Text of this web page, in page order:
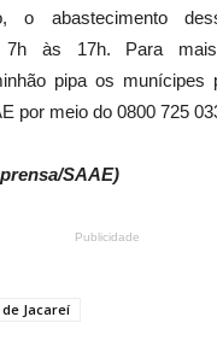
o abastecimento
7h às 17h. Para
pipa os munícipes
por meio do 0800 725
SAAE)
Publicidade
Jacareí